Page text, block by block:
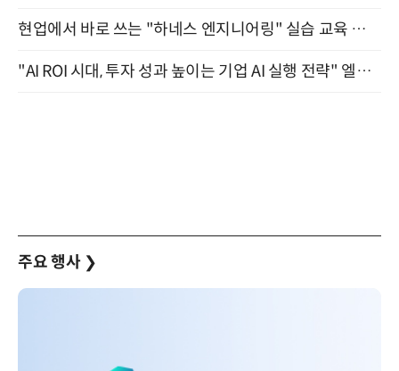
현업에서 바로 쓰는 "하네스 엔지니어링" 실습 교육 워크숍 8월 20일 개최
"AI ROI 시대, 투자 성과 높이는 기업 AI 실행 전략" 엘타워 6층 (9월 18일)
주요 행사 ❯